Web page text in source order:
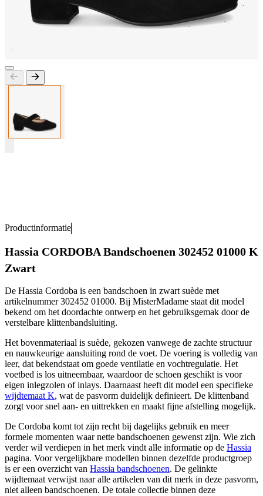
Productinformatie
Hassia CORDOBA Bandschoenen 302452 01000 K
Zwart
De Hassia Cordoba is een bandschoen in zwart suède met
artikelnummer 302452 01000. Bij MisterMadame staat dit model
bekend om het doordachte ontwerp en het gebruiksgemak door de
verstelbare klittenbandsluiting.
Het bovenmateriaal is suède, gekozen vanwege de zachte structuur
en nauwkeurige aansluiting rond de voet. De voering is volledig van
leer, dat bekendstaat om goede ventilatie en vochtregulatie. Het
voetbed is los uitneembaar, waardoor de schoen geschikt is voor
eigen inlegzolen of inlays. Daarnaast heeft dit model een specifieke
wijdtemaat K, wat de pasvorm duidelijk definieert. De klittenband
zorgt voor snel aan- en uittrekken en maakt fijne afstelling mogelijk.
De Cordoba komt tot zijn recht bij dagelijks gebruik en meer
formele momenten waar nette bandschoenen gewenst zijn. Wie zich
verder wil verdiepen in het merk vindt alle informatie op de Hassia
pagina. Voor vergelijkbare modellen binnen dezelfde productgroep
is er een overzicht van Hassia bandschoenen. De gelinkte
wijdtemaat verwijst naar alle artikelen van dit merk in deze pasvorm,
niet alleen bandschoenen. De totale collectie binnen deze